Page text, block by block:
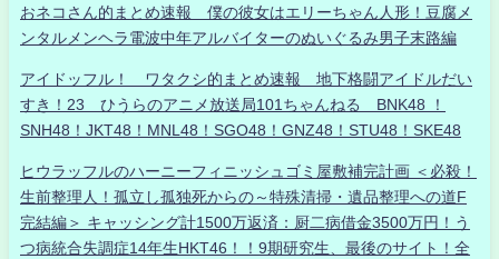
おネコさん的まとめ速報 僕の彼女はエリーちゃん人形！豆腐メ
ンタルメンヘラ電波中年アルバイターのぬいぐるみ男子末路編
アイドッフル！ ワタクシ的まとめ速報 地下格闘アイドルだい
すき！23 ひうらのアニメ放送局101ちゃんねる BNK48 ！
SNH48！JKT48！MNL48！SGO48！GNZ48！STU48！SKE48
ヒウラッフルのハーニーフィニッシュゴミ屋敷補完計画 ＜必殺！
生前整理人！孤立し孤独死からの～特殊清掃・遺品整理への道F
完結編＞ キャッシング計1500万返済：厨二病借金3500万円！う
つ病統合失調症14年生HKT46！！9期研究生、最後のサイト！全